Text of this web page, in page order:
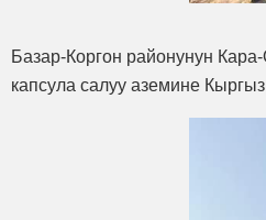
Базар-Коргон районунун
капсула салуу аземине